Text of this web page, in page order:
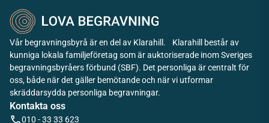
Vår begravningsbyrå är en del av Klarahill. Klarahill består av
kunniga lokala familjeföretag som är auktoriserade inom Sveriges
begravningsbyråers förbund (SBF). Det personliga är centralt för
oss, både när det gäller bemötande och när vi utformar
skräddarsydda personliga begravningar.
Kontakta oss
010 - 33 33 623